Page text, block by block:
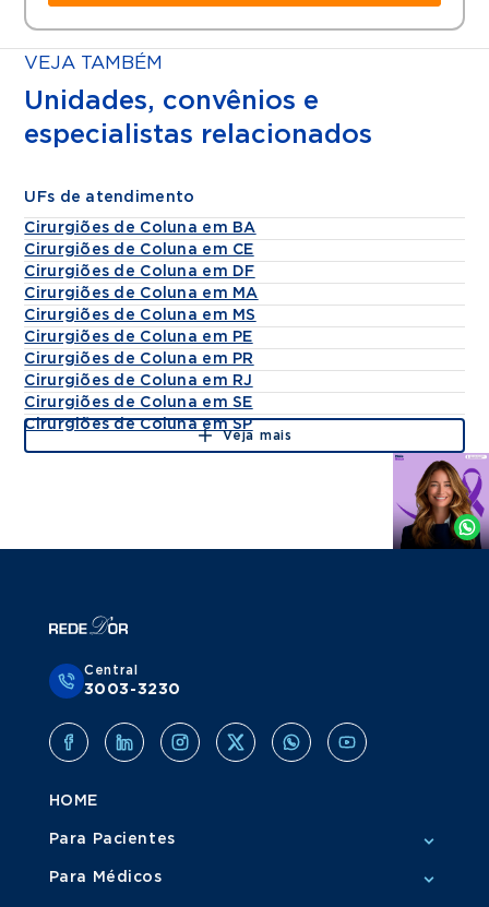
VEJA TAMBÉM
Unidades, convênios e
especialistas relacionados
UFs de atendimento
Cirurgiões de Coluna em BA
Cirurgiões de Coluna em CE
Cirurgiões de Coluna em DF
Cirurgiões de Coluna em MA
Cirurgiões de Coluna em MS
Cirurgiões de Coluna em PE
Cirurgiões de Coluna em PR
Cirurgiões de Coluna em RJ
Cirurgiões de Coluna em SE
Cirurgiões de Coluna em SP
Veja mais
Agende
Whatsapp
Central
3003-3230
HOME
Para Pacientes
Para Médicos